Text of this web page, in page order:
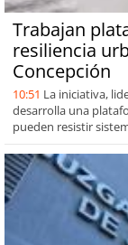
Trabajan
resiliencia
Concepción
10:51 La iniciativa,
desarrolla una
pueden resistir